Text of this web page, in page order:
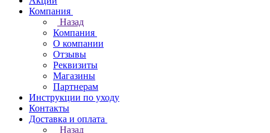
Компания
Назад
Компания
О компании
Отзывы
Реквизиты
Магазины
Партнерам
Инструкции по уходу
Контакты
Доставка и оплата
Назад